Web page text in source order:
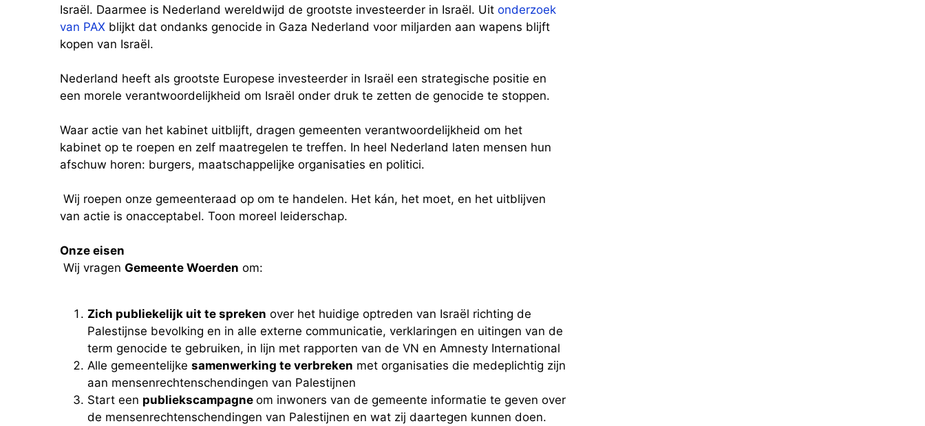
Israël. Daarmee is Nederland wereldwijd de grootste investeerder in Israël. Uit onderzoek
van PAX blijkt dat ondanks genocide in Gaza Nederland voor miljarden aan wapens blijft
kopen van Israël.
Nederland heeft als grootste Europese investeerder in Israël een strategische positie en
een morele verantwoordelijkheid om Israël onder druk te zetten de genocide te stoppen.
Waar actie van het kabinet uitblijft, dragen gemeenten verantwoordelijkheid om het
kabinet op te roepen en zelf maatregelen te treffen. In heel Nederland laten mensen hun
afschuw horen: burgers, maatschappelijke organisaties en politici.
Wij roepen onze gemeenteraad op om te handelen. Het kán, het moet, en het uitblijven
van actie is onacceptabel. Toon moreel leiderschap.
Onze eisen
Wij vragen Gemeente Woerden om:
Zich publiekelijk uit te spreken over het huidige optreden van Israël richting de
Palestijnse bevolking en in alle externe communicatie, verklaringen en uitingen van de
term genocide te gebruiken, in lijn met rapporten van de VN en Amnesty International
Alle gemeentelijke samenwerking te verbreken met organisaties die medeplichtig zijn
aan mensenrechtenschendingen van Palestijnen
Start een publiekscampagne om inwoners van de gemeente informatie te geven over
de mensenrechtenschendingen van Palestijnen en wat zij daartegen kunnen doen.